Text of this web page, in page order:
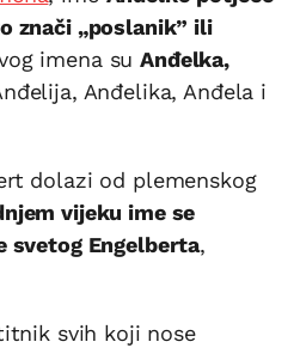
znači „poslanik” ili
imena suAnđelka,
Anđelika, Anđela i
dolazi od plemenskog
vijeku ime se
svetog Engelberta,
svih koji nose